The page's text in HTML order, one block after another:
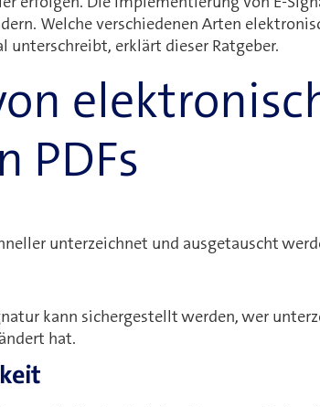
Welche verschiedenen Arten
unterschreibt, erklärt dieser Ratgeber.
PDFs
unterzeichnet und ausgetauscht
kann sichergestellt werden, wer
hat.